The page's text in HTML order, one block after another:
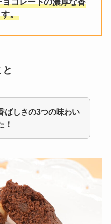
ョコレートの濃厚な香
。
ばしさの3つの味わい
！